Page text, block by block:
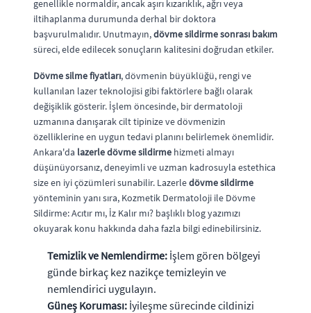
genellikle normaldir, ancak aşırı kızarıklık, ağrı veya
iltihaplanma durumunda derhal bir doktora
başvurulmalıdır. Unutmayın,dövme sildirme sonrası bakım
süreci, elde edilecek sonuçların kalitesini doğrudan etkiler.
Dövme silme fiyatları, dövmenin büyüklüğü, rengi ve
kullanılan lazer teknolojisi gibi faktörlere bağlı olarak
değişiklik gösterir. İşlem öncesinde, bir dermatoloji
uzmanına danışarak cilt tipinize ve dövmenizin
özelliklerine en uygun tedavi planını belirlemek önemlidir.
Ankara'da lazerle dövme sildirme hizmeti almayı
düşünüyorsanız, deneyimli ve uzman kadrosuyla estethica
size en iyi çözümleri sunabilir. Lazerledövme sildirme
yönteminin yanı sıra, Kozmetik Dermatoloji ile Dövme
Sildirme: Acıtır mı, İz Kalır mı? başlıklı blog yazımızı
okuyarak konu hakkında daha fazla bilgi edinebilirsiniz.
Temizlik ve Nemlendirme: İşlem gören bölgeyi
günde birkaç kez nazikçe temizleyin ve
nemlendirici uygulayın.
Güneş Koruması: İyileşme sürecinde cildinizi